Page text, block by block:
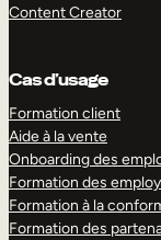
Content Creator
Cas d’usage
Formation client
Aide à la vente
Onboarding des
Formation des
Formation à la
Formation des